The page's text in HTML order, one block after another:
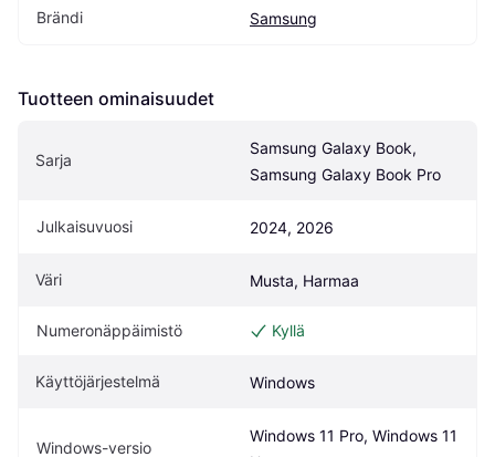
Brändi Samsung
Tuotteen ominaisuudet
Sarja
Samsung Galaxy Book,
Samsung Galaxy Book Pro
Julkaisuvuosi 2024, 2026
Väri Musta, Harmaa
Numeronäppäimistö Kyllä
Käyttöjärjestelmä Windows
Windows-versio
Windows 11 Pro, Windows 11